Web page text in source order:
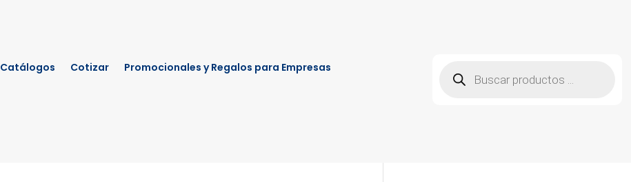
Catálogos Cotizar Promocionales y Regalos para Empresas
productos